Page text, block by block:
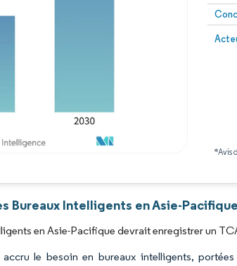
*Avis
Bureaux Intelligents en Asie-
en Asie-Pacifique devrait enregistrer un
le besoin en bureaux intelligents,